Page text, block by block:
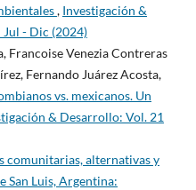
, Investigación &
- Dic (2024)
Francoise Venezia Contreras
Fernando Juárez Acosta,
vs. mexicanos. Un
& Desarrollo: Vol. 21
comunitarias, alternativas y
San Luis, Argentina: